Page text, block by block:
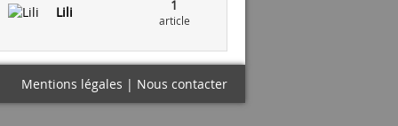
Lili 1
article
Mentions légales | Nous contacter